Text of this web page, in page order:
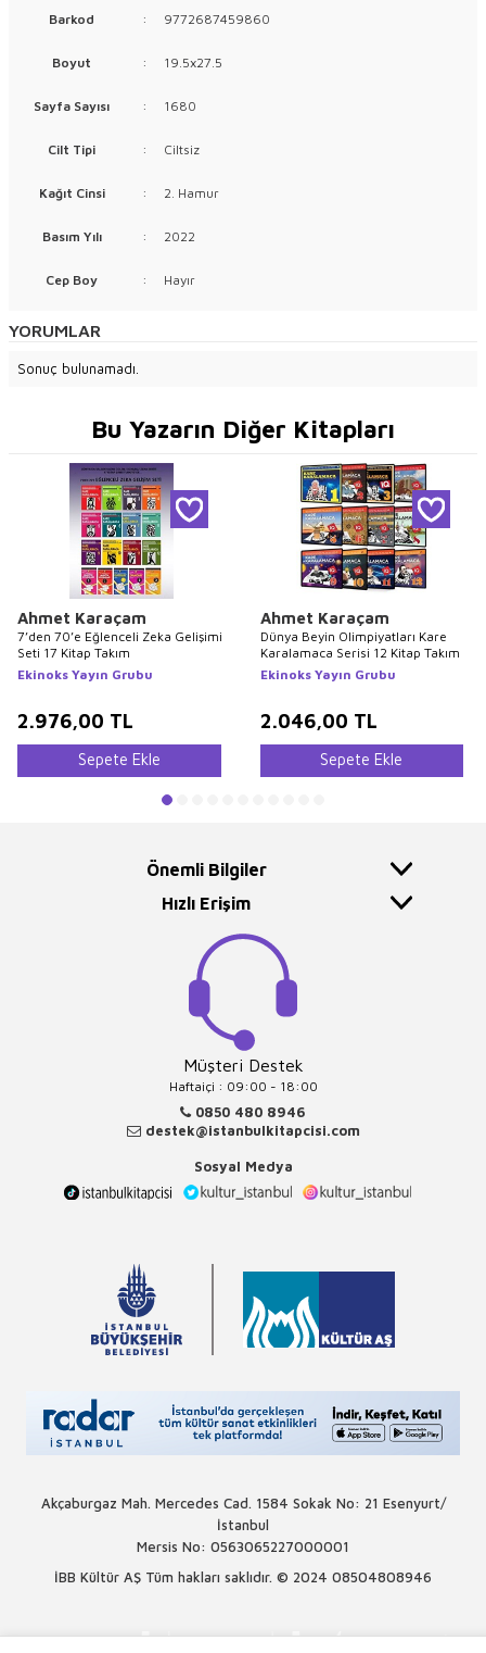
Barkod : 9772687459860
Boyut : 19.5x27.5
Sayfa Sayısı : 1680
Cilt Tipi : Ciltsiz
Kağıt Cinsi : 2. Hamur
Basım Yılı : 2022
Cep Boy : Hayır
YORUMLAR
Sonuç bulunamadı.
Bu Yazarın Diğer Kitapları
Ahmet Karaçam
7’den 70’e Eğlenceli Zeka Gelişimi
Seti 17 Kitap Takım
Ekinoks Yayın Grubu
2.976,00 TL
Sepete Ekle
Ahmet Karaçam
Dünya Beyin Olimpiyatları Kare
Karalamaca Serisi 12 Kitap Takım
Ekinoks Yayın Grubu
2.046,00 TL
Sepete Ekle
Önemli Bilgiler
Hızlı Erişim
Müşteri Destek
Haftaiçi : 09:00 - 18:00
0850 480 8946
destek@istanbulkitapcisi.com
Sosyal Medya
Akçaburgaz Mah. Mercedes Cad. 1584 Sokak No: 21 Esenyurt/
İstanbul
Mersis No: 0563065227000001
İBB Kültür AŞ Tüm hakları saklıdır. © 2024 08504808946